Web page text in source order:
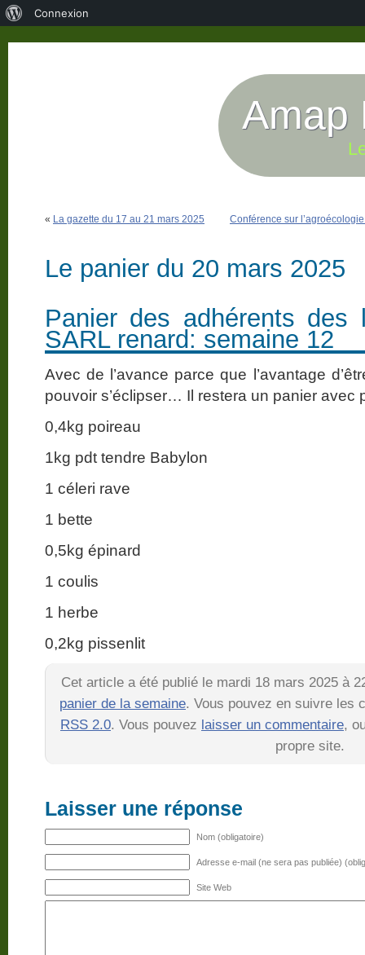
Amap
« La gazette du 17 au 21 mars 2025 Conférence sur
Le panier du 20 mars 2025
Panier des adhérents
SARL renard: semaine 12
Avec de l’avance parce que l’avantage
pouvoir s’éclipser… Il restera un panier avec
0,4kg poireau
1kg pdt tendre Babylon
1 céleri rave
1 bette
0,5kg épinard
1 coulis
1 herbe
0,2kg pissenlit
Cet article a été publié le mardi 18 mars 2025 à
panier de la semaine. Vous pouvez en suivre les
RSS 2.0. Vous pouvez laisser un commentaire,
propre site.
Laisser une réponse
Nom (obligatoire)
Adresse e-mail (ne sera pas publiée)
Site Web
Connexion